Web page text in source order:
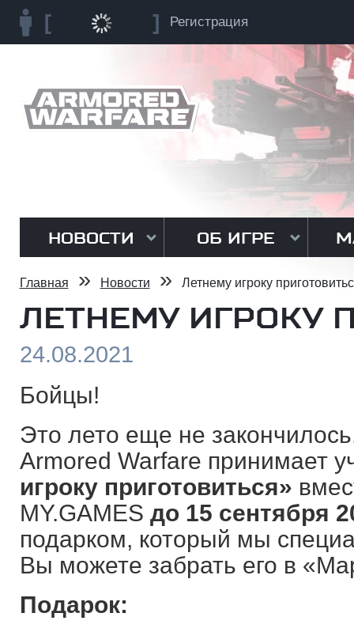
Регистрация
НОВОСТИ ОБ ИГРЕ
Главная » Новости » Летнему игроку
ЛЕТНЕМУ ИГРОКУ
24.08.2021
Бойцы!
Это лето еще не
Armored Warfare принимает
игроку приготовиться»
MY.GAMES до 15 сентября
подарком, который мы
Вы можете забрать его в
Подарок: